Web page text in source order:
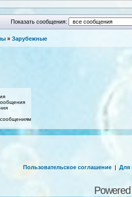
Показать сообщения:
» Зарубежные
сообщениям
Пользовательское соглашение | Для